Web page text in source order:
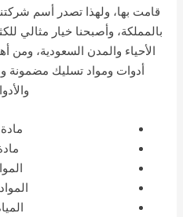
بها، ولهذا تصدر أسم شركتنا
وأصبحنا خيار مثالي
الأحياء والمدن السعودية، ومن أهم
أدوات ومواد تسليك مضمونة
والأدوات:
مادة
مادة
المواد
المواد
المياه